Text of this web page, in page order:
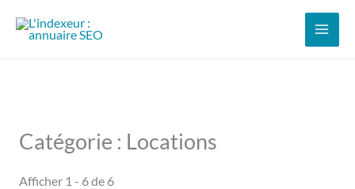
Catégorie : Locations
Afficher 1 - 6 de 6